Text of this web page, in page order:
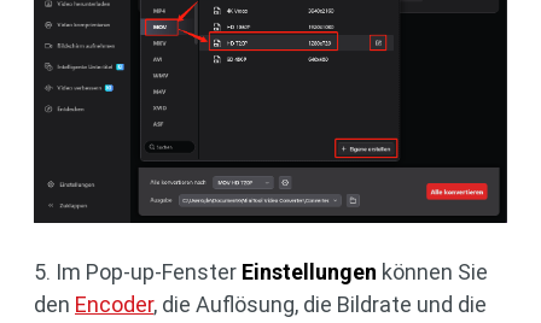
5. Im Pop-up-Fenster Einstellungen können Sie
den Encoder, die Auflösung, die Bildrate und die